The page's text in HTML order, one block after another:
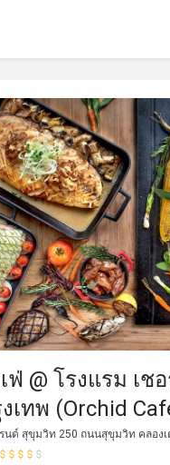
ฟ่ @ โรงแรม เช
เทพ (Orchid
Hotel)
นด์ สุขุมวิท 250 ถนนสุขุมวิท คลองเ